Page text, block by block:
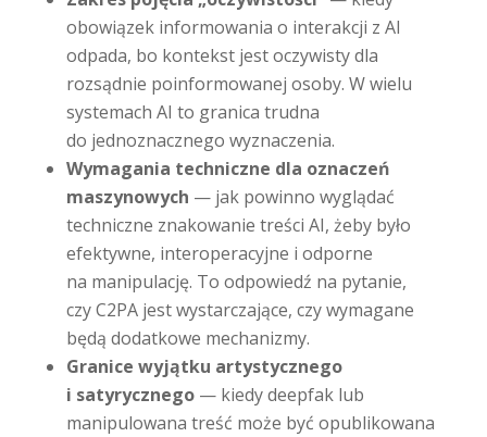
obowiązek informowania o interakcji z AI
odpada, bo kontekst jest oczywisty dla
rozsądnie poinformowanej osoby. W wielu
systemach AI to granica trudna
do jednoznacznego wyznaczenia.
Wymagania techniczne dla oznaczeń
maszynowych — jak powinno wyglądać
techniczne znakowanie treści AI, żeby było
efektywne, interoperacyjne i odporne
na manipulację. To odpowiedź na pytanie,
czy C2PA jest wystarczające, czy wymagane
będą dodatkowe mechanizmy.
Granice wyjątku artystycznego
i satyrycznego— kiedy deepfak lub
manipulowana treść może być opublikowana